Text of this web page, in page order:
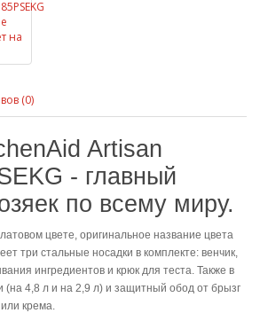
(0)
Artisan
- главный
по всему миру.
цвете, оригинальное название цвета
три стальные носадки в комплекте: венчик,
ингредиентов и крюк для теста. Также в
(на 4,8 л и на 2,9 л) и защитный обод от брызг
крема.